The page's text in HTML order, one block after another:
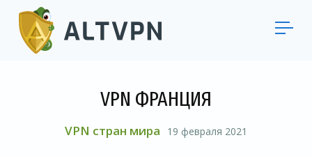
VPN ФРАНЦИЯ
VPN стран мира 19 февраля 2021